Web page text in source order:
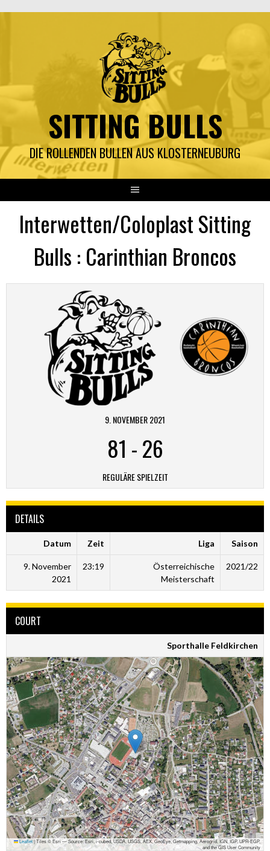
SITTING BULLS
DIE ROLLENDEN BULLEN AUS KLOSTERNEUBURG
Interwetten/Coloplast Sitting
Bulls : Carinthian Broncos
9. NOVEMBER 2021
81 -26
REGULÄRE SPIELZEIT
DETAILS
Datum Zeit Liga Saison
9. November
2021
23:19
Österreichische
Meisterschaft
2021/22
COURT
Sporthalle Feldkirchen
Leaflet|Tiles © Esri — Source: Esri, i-cubed, USDA, USGS, AEX, GeoEye, Getmapping, Aerogrid, IGN, IGP, UPR-EGP,
and the GIS User Community